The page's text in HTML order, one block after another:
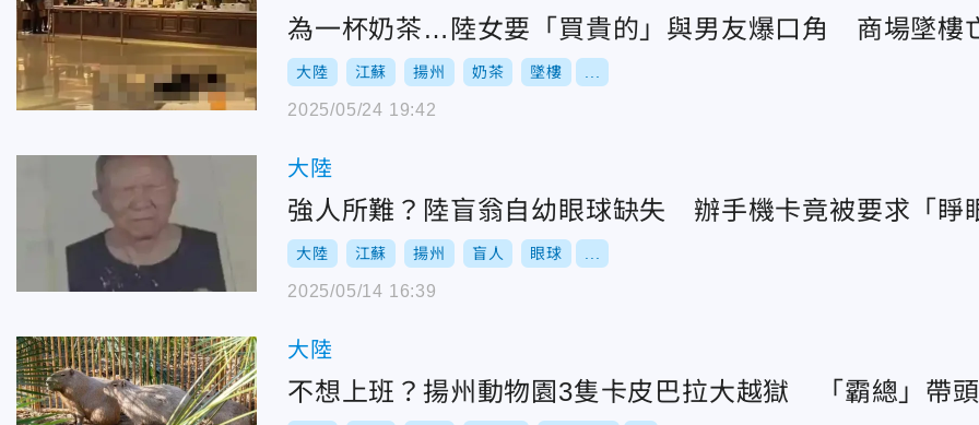
為一杯奶茶…陸女要「買貴的」與男友爆口角 商場墜樓
大陸 江蘇 揚州 奶茶 墜樓
2025/05/24 19:42
大陸
強人所難？陸盲翁自幼眼球缺失 辦手機卡竟被要求「睜
大陸 江蘇 揚州 盲人 眼球
2025/05/14 16:39
大陸
不想上班？揚州動物園3隻卡皮巴拉大越獄 「霸總」帶